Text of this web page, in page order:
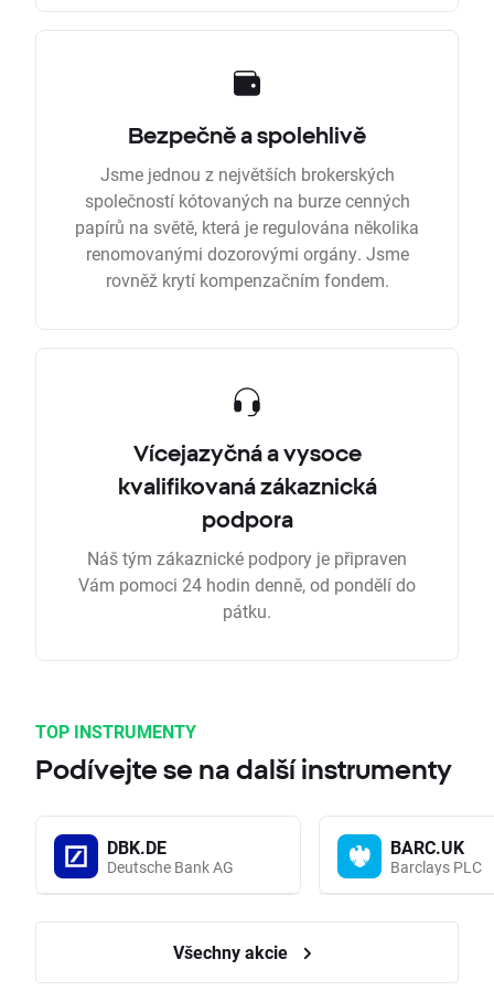
Bezpečně a spolehlivě
Jsme jednou z největších brokerských
společností kótovaných na burze cenných
papírů na světě, která je regulována několika
renomovanými dozorovými orgány. Jsme
rovněž krytí kompenzačním fondem.
Vícejazyčná a vysoce
kvalifikovaná zákaznická
podpora
Náš tým zákaznické podpory je připraven
Vám pomoci 24 hodin denně, od pondělí do
pátku.
TOP INSTRUMENTY
Podívejte se na další instrumenty
DBK.DE
Deutsche Bank AG
BARC.UK
Barclays PLC
Všechny akcie